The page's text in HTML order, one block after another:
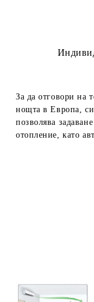
За да отговори на
нощта в Европа,
позволява
отопление, като